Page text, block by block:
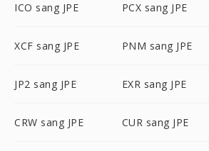
ICO sang JPE PCX sang JPE
XCF sang JPE PNM sang JPE
JP2 sang JPE EXR sang JPE
CRW sang JPE CUR sang JPE